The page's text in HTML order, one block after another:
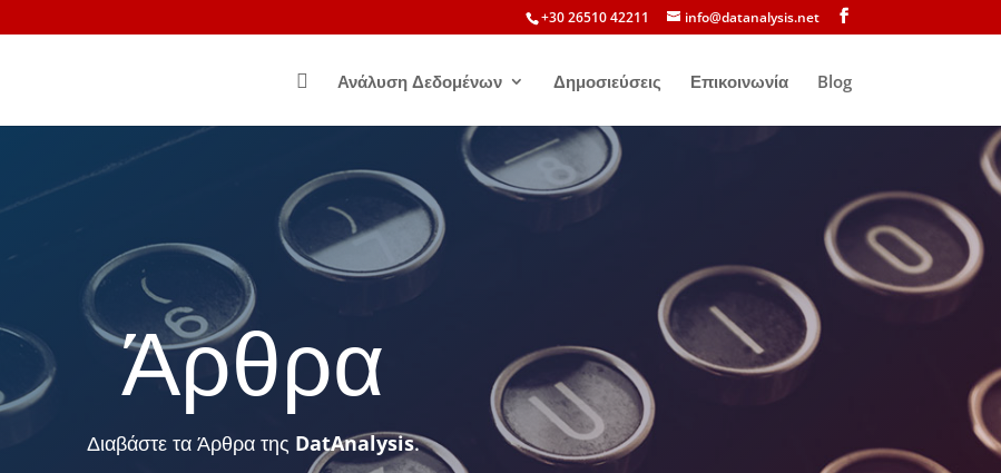
+30 26510 42211 info@datanalysis.net
 Ανάλυση Δεδομένων Δημοσιεύσεις Επικοινωνία Blog
Άρθρα
Διαβάστε τα Άρθρα της DatAnalysis.